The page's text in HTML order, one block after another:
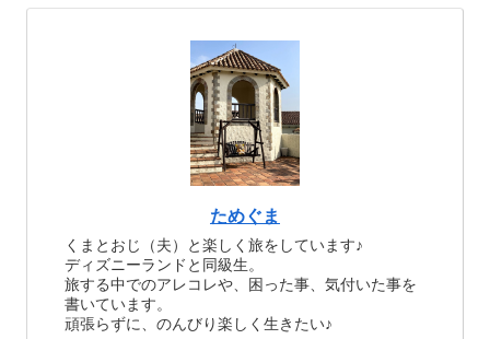
ためぐま
くまとおじ（夫）と楽しく旅をしています♪
ディズニーランドと同級生。
旅する中でのアレコレや、困った事、気付いた事を
書いています。
頑張らずに、のんびり楽しく生きたい♪